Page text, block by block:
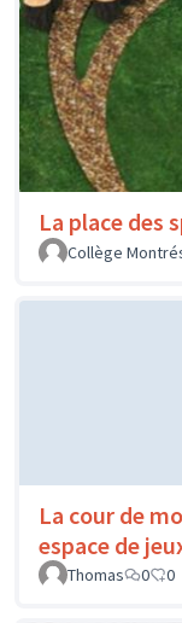
La place des
Collège
La cour de
espace de
Thomas
0 0